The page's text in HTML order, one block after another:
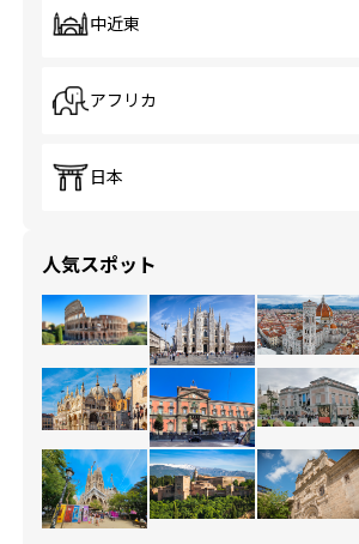
中近東
アフリカ
日本
人気スポット